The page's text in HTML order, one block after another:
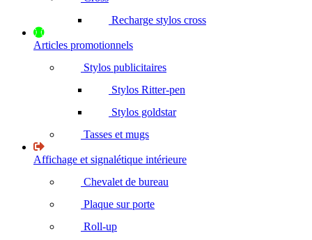
Recharge stylos cross
Articles promotionnels
Stylos publicitaires
Stylos Ritter-pen
Stylos goldstar
Tasses et mugs
Affichage et signalétique intérieure
Chevalet de bureau
Plaque sur porte
Roll-up